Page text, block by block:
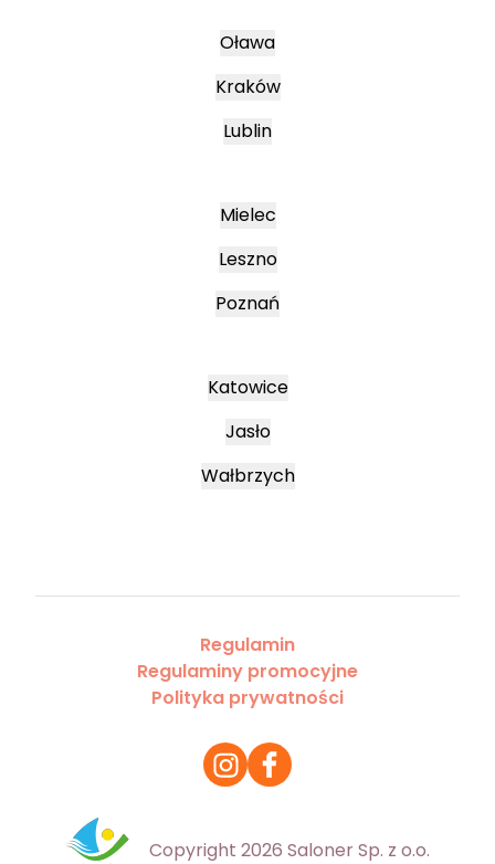
Oława
Kraków
Lublin
Mielec
Leszno
Poznań
Katowice
Jasło
Wałbrzych
Regulamin
Regulaminy promocyjne
Polityka prywatności
Copyright 2026 Saloner Sp. z o.o.